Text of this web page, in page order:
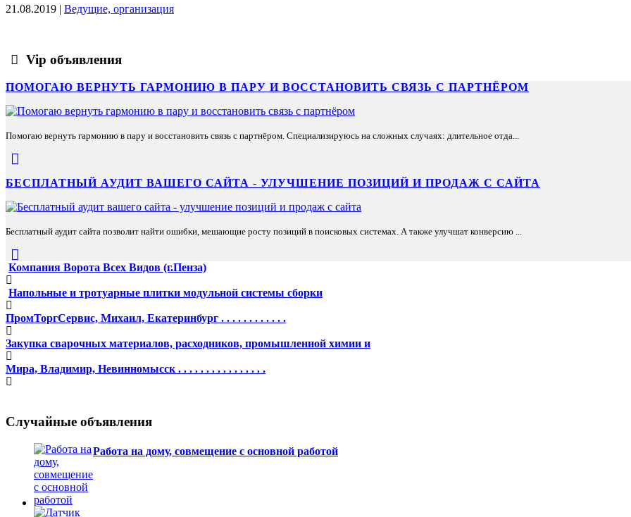
21.08.2019 | Ведущие, организация
Vip объявления
ПОМОГАЮ ВЕРНУТЬ ГАРМОНИЮ В ПАРУ И ВОССТАНОВИТЬ СВЯЗЬ С ПАРТНЁРОМ
Помогаю вернуть гармонию в пару и восстановить связь с партнёром. Специализируюсь на сложных случаях: длительное отда...
БЕСПЛАТНЫЙ АУДИТ ВАШЕГО САЙТА - УЛУЧШЕНИЕ ПОЗИЦИЙ И ПРОДАЖ С САЙТА
Бесплатный аудит сайта позволит найти ошибки, мешающие росту позиций в поисковых системах. А также улучшат конверсию ...
Компания Ворота Всех Видов (г.Пенза)
Напольные и тротуарные плитки модульной системы сборки
ПромТоргСервис, Михаил, Екатеринбург . . . . . . . . . . . .
Закупка сварочных материалов, расходников, промышленной химии и
Мира, Владимир, Невинномысск . . . . . . . . . . . . . . . .
Случайные объявления
Работа на дому, совмещение с основной работой